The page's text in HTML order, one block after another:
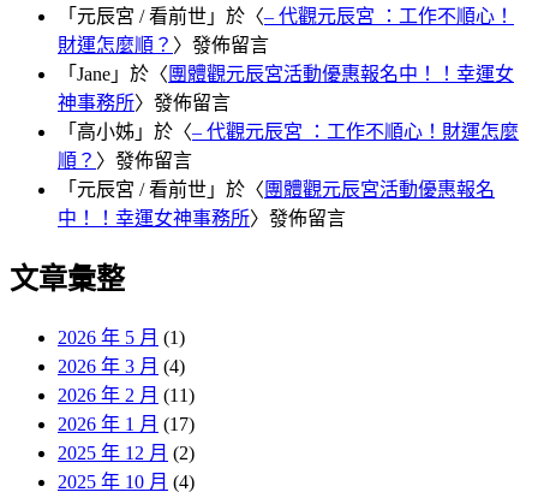
「 元辰宮 / 看前世 」於〈– 代觀元辰宮 ：工作不順心！
財運怎麼順？ 〉發佈留言
「 Jane 」於〈 團體觀元辰宮活動優惠報名中！！幸運女
神事務所〉發佈留言
「 高小姊 」於〈– 代觀元辰宮 ：工作不順心！財運怎麼
順？ 〉發佈留言
「 元辰宮 / 看前世 」於〈 團體觀元辰宮活動優惠報名
中！！幸運女神事務所〉發佈留言
文章彙整
2026 年 5 月 (1)
2026 年 3 月 (4)
2026 年 2 月 (11)
2026 年 1 月 (17)
2025 年 12 月 (2)
2025 年 10 月 (4)